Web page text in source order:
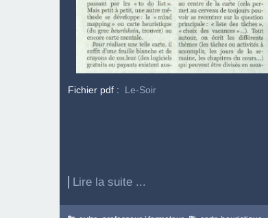
Fichier pdf : Le-Soir
Lire la suite ...